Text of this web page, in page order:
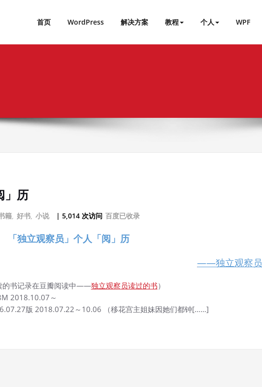
首页 WordPress 解决方案 教程 个人 WPF
」历
籍, 好书, 小说 | 5,014 次访问 百度已收录
「独立观察员」个人「阅」历
——独立观察员
的书记录在豆瓣阅读中——独立观察员读过的书）
2018.10.07～
版 2018.07.22～10.06 （移花宫主姐妹因她们都钟[……]